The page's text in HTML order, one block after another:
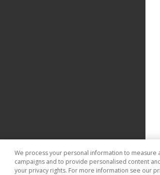
We process your personal information to
campaigns and to provide personalised content
your privacy rights. For more information see our